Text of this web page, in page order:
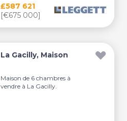
£587 621
[€675 000]
La Gacilly, Maison
Maison de 6 chambres à
vendre à La Gacilly.